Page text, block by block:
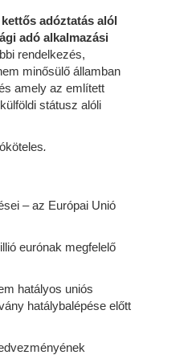
adóztatás alól
adó alkalmazási
rendelkezés,
minősülő államban
amely az említett
státusz alóli
.
– az Európai Unió
eurónak megfelelő
hatályos uniós
hatálybalépése előtt